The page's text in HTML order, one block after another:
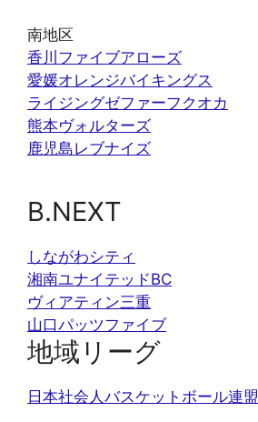
南地区
香川ファイブアローズ
愛媛オレンジバイキングス
ライジングゼファーフクオカ
熊本ヴォルターズ
鹿児島レブナイズ
B.NEXT
しながわシティ
湘南ユナイテッドBC
ヴィアティン三重
山口パッツファイブ
地域リーグ
日本社会人バスケットボール連盟